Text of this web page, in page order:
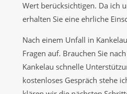
Wert berücksichtigen. Da ich
erhalten Sie eine ehrliche
Nach einem Unfall in
Fragen auf. Brauchen Sie
Kankelau schnelle
kostenloses Gespräch stehe